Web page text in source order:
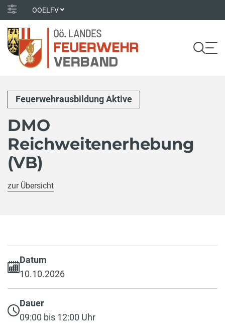
OOELFV
Feuerwehrausbildung Aktive
DMO
Reichweitenerhebung
(VB)
zur Übersicht
Datum
10.10.2026
Dauer
09:00 bis 12:00 Uhr